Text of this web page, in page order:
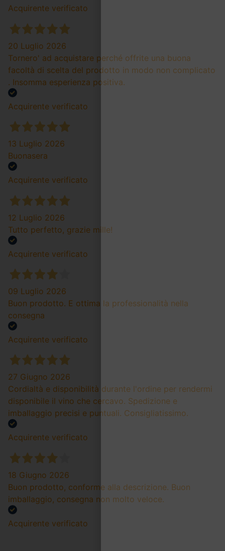
Acquirente verificato
20 Luglio 2026
Tornero' ad acquistare perché offrite una buona
facoltà di scelta del prodotto in modo non complicato
. Insomma esperienza positiva.
Acquirente verificato
13 Luglio 2026
Buonasera
Acquirente verificato
12 Luglio 2026
Tutto perfetto, grazie mille!
Acquirente verificato
09 Luglio 2026
Buon prodotto. E ottima la professionalità nella
consegna
Acquirente verificato
27 Giugno 2026
Cordialtà e disponibilità durante l'ordine per rendermi
disponibile il vino che cercavo. Spedizione e
imballaggio precisi e puntuali. Consigliatissimo.
Acquirente verificato
18 Giugno 2026
Buon prodotto, conforme alla descrizione. Buon
imballaggio, consegna non molto veloce.
Acquirente verificato